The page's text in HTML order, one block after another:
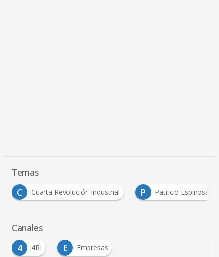
Temas
C
Cuarta Revolución Industrial P Patricio Espinosa
Canales
4
4RI E Empresas